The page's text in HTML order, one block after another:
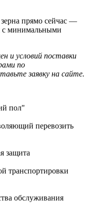
зерна прямо сейчас —
с минимальными
и условий поставки
по
заявку на сайте.
пол"
перевозить
защита
транспортировки
обслуживания